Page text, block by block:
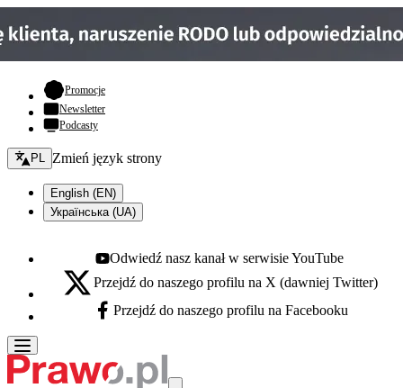
Promocje- otwiera się w nowej karcie
Newsletter
Podcasty
Zmień język - bieżący:
PL Zmień język strony
English (EN)
Українська (UA)
Youtube - otwiera się w nowej karcie
Odwiedź nasz kanał w serwisie YouTube
X - otwiera się w nowej karcie
Przejdź do naszego profilu na X (dawniej Twitter)
Facebook - otwiera się w nowej karcie
Przejdź do naszego profilu na Facebooku